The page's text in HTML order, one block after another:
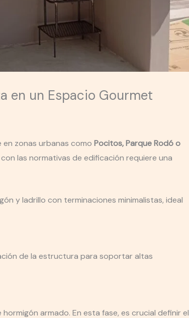
en un Espacio Gourmet
en zonas urbanas como Pocitos, Parque Rodó o
las normativas de edificación requiere una
y ladrillo con terminaciones minimalistas, ideal
de la estructura para soportar altas
armado. En esta fase, es crucial definir el